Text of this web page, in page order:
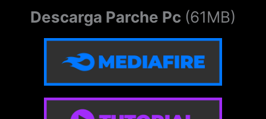
Descarga Parche Pc (61MB)